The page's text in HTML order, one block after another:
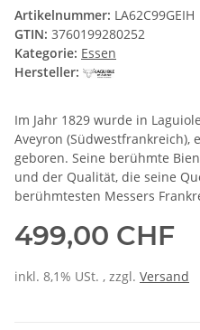
Artikelnummer: LA62C99GEIH
GTIN: 3760199280252
Kategorie: Essen
Hersteller:
Im Jahr 1829 wurde in
Aveyron (Südwestfrankreich),
geboren. Seine berühmte
und der Qualität, die seine
berühmtesten Messers
499,00 CHF
inkl. 8,1% USt. , zzgl. Versand